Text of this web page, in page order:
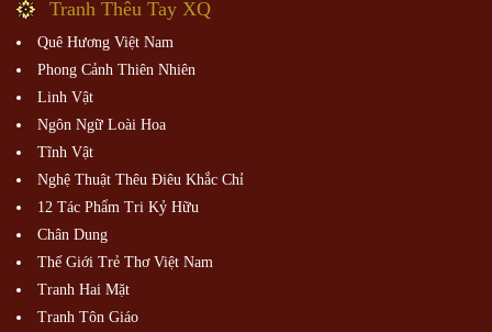
Tranh Thêu Tay XQ
Quê Hương Việt Nam
Phong Cảnh Thiên Nhiên
Linh Vật
Ngôn Ngữ Loài Hoa
Tĩnh Vật
Nghệ Thuật Thêu Điêu Khắc Chỉ
12 Tác Phẩm Tri Kỷ Hữu
Chân Dung
Thế Giới Trẻ Thơ Việt Nam
Tranh Hai Mặt
Tranh Tôn Giáo